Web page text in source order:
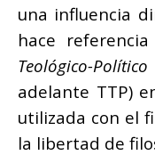
una influencia
hace
Teológico-Político
adelante TTP)
utilizada con el
la libertad de